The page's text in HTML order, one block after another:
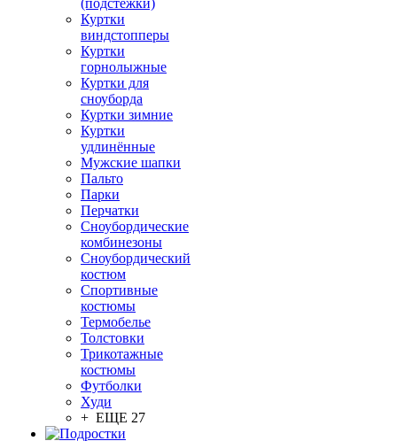
(подстежки)
Куртки
виндстопперы
Куртки
горнолыжные
Куртки для
сноуборда
Куртки зимние
Куртки
удлинённые
Мужские шапки
Пальто
Парки
Перчатки
Сноубордические
комбинезоны
Сноубордический
костюм
Спортивные
костюмы
Термобелье
Толстовки
Трикотажные
костюмы
Футболки
Худи
+ ЕЩЕ 27